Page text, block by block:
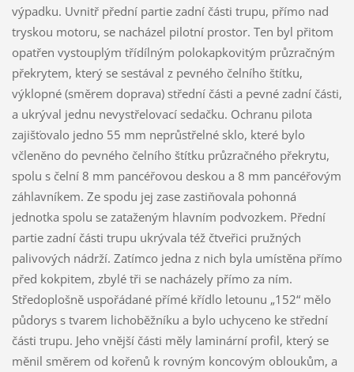
výpadku. Uvnitř přední partie zadní části trupu, přímo nad
tryskou motoru, se nacházel pilotní prostor. Ten byl přitom
opatřen vystouplým třídílným polokapkovitým průzračným
překrytem, který se sestával z pevného čelního štítku,
výklopné (směrem doprava) střední části a pevné zadní části,
a ukrýval jednu nevystřelovací sedačku. Ochranu pilota
zajišťovalo jedno 55 mm neprůstřelné sklo, které bylo
včleněno do pevného čelního štítku průzračného překrytu,
spolu s čelní 8 mm pancéřovou deskou a 8 mm pancéřovým
záhlavníkem. Ze spodu jej zase zastiňovala pohonná
jednotka spolu se zataženým hlavním podvozkem. Přední
partie zadní části trupu ukrývala též čtveřici pružných
palivových nádrží. Zatímco jedna z nich byla umístěna přímo
před kokpitem, zbylé tři se nacházely přímo za ním.
Středoplošně uspořádané přímé křídlo letounu „152“ mělo
půdorys s tvarem lichoběžníku a bylo uchyceno ke střední
části trupu. Jeho vnější části měly laminární profil, který se
měnil směrem od kořenů k rovným koncovým obloukům, a